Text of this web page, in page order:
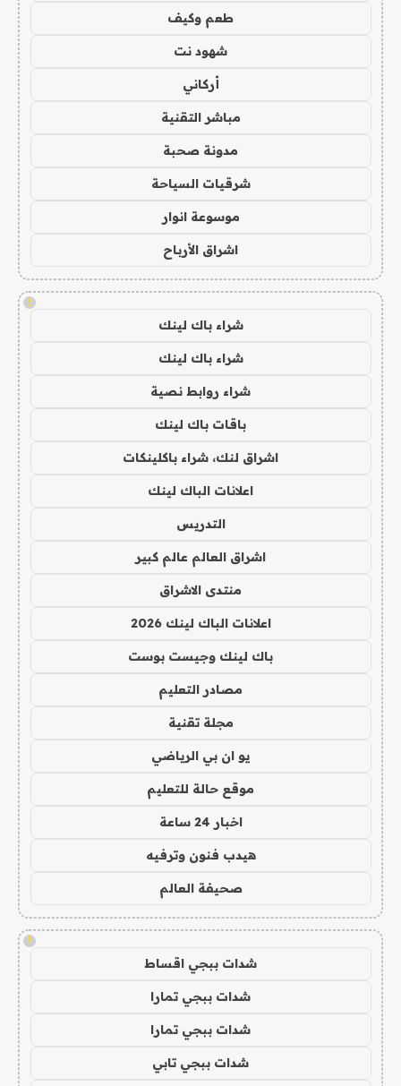
طعم وكيف
شهود نت
أركاني
مباشر التقنية
مدونة صحبة
شرقيات السياحة
موسوعة انوار
اشراق الأرباح
!
شراء باك لينك
شراء باك لينك
شراء روابط نصية
باقات باك لينك
اشراق لنك، شراء باكلينكات
اعلانات الباك لينك
التدريس
اشراق العالم عالم كبير
منتدى الاشراق
اعلانات الباك لينك 2026
باك لينك وجيست بوست
مصادر التعليم
مجلة تقنية
يو ان بي الرياضي
موقع حالة للتعليم
اخبار 24 ساعة
هيدب فنون وترفيه
صحيفة العالم
!
شدات ببجي اقساط
شدات ببجي تمارا
شدات ببجي تمارا
شدات ببجي تابي